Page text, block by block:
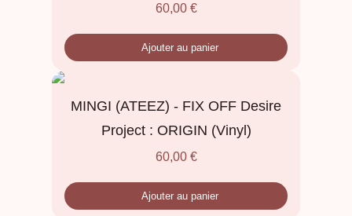
60,00 €
Ajouter au panier
MINGI (ATEEZ) - FIX OFF Desire
Project : ORIGIN (Vinyl)
60,00 €
Ajouter au panier